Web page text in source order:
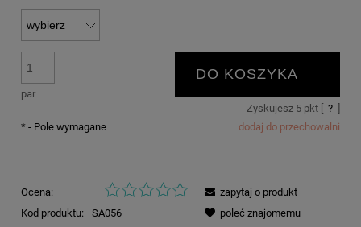
par
DO KOSZYKA
Zyskujesz 5pkt [ ?
dodaj do przechowalni
* - Pole wymagane
Ocena:
Kod produktu:
SA056
zapytaj o produkt
poleć znajomemu